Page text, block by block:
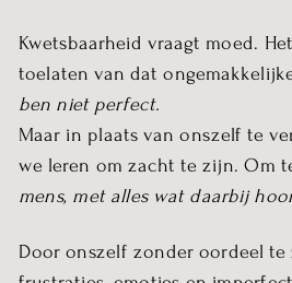
Kwetsbaarheid vraagt moed.
toelaten van dat
ben niet perfect.
Maar in plaats van onszelf te
we leren om zacht te zijn. Om
mens, met alles wat daarbij
Door onszelf zonder oordeel